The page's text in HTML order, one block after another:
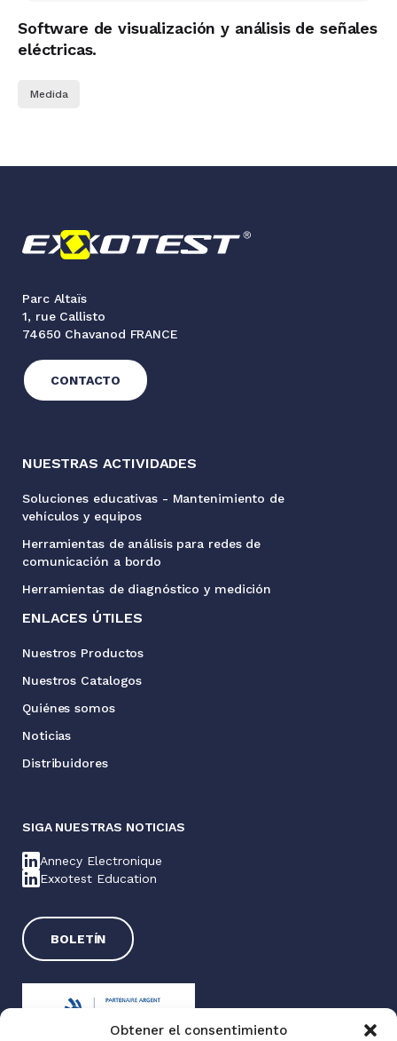
Obtener el consentimiento
Software de visualización y análisis de señales
eléctricas.
Medida
Parc Altaïs
1, rue Callisto
74650 Chavanod FRANCE
CONTACTO
NUESTRAS ACTIVIDADES
Soluciones educativas - Mantenimiento de
vehículos y equipos
Herramientas de análisis para redes de
comunicación a bordo
Herramientas de diagnóstico y medición
ENLACES ÚTILES
Nuestros Productos
Nuestros Catalogos
Quiénes somos
Noticias
Distribuidores
SIGA NUESTRAS NOTICIAS
Annecy Electronique
Exxotest Education
BOLETÍN